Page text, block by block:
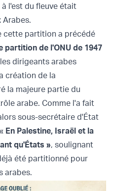
l'est du fleuve était
Arabes.
cette partition a précédé
partition de l'ONU de 1947
dirigeants arabes
création de la
la majeure partie du
arabe. Comme l'a fait
sous-secrétaire d'État
En Palestine, Israël et la
qu'États », soulignant
été partitionné pour
arabes.